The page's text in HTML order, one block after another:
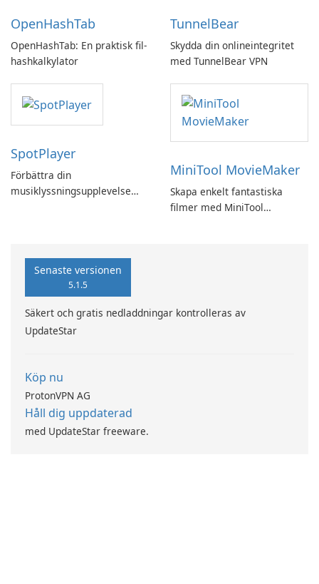
OpenHashTab
OpenHashTab: En praktisk fil-
hashkalkylator
TunnelBear
Skydda din onlineintegritet
med TunnelBear VPN
SpotPlayer
Förbättra din
musiklyssningsupplevelse
MiniTool MovieMaker
Skapa enkelt fantastiska
filmer med MiniTool
Senaste versionen
5.1.5
Säkert och gratis nedladdningar kontrolleras av
UpdateStar
Köp nu
ProtonVPN AG
Håll dig uppdaterad
med UpdateStar freeware.